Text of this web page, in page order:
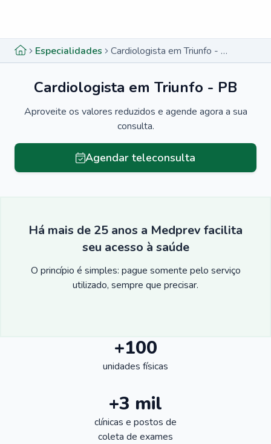
Especialidades Cardiologista em Triunfo - PB
Cardiologista em Triunfo - PB
Aproveite os valores reduzidos e agende agora a sua
consulta.
Agendar teleconsulta
Há mais de 25 anos a Medprev facilita
seu acesso à saúde
O princípio é simples: pague somente pelo serviço
utilizado, sempre que precisar.
+100
unidades físicas
+3 mil
clínicas e postos de
coleta de exames